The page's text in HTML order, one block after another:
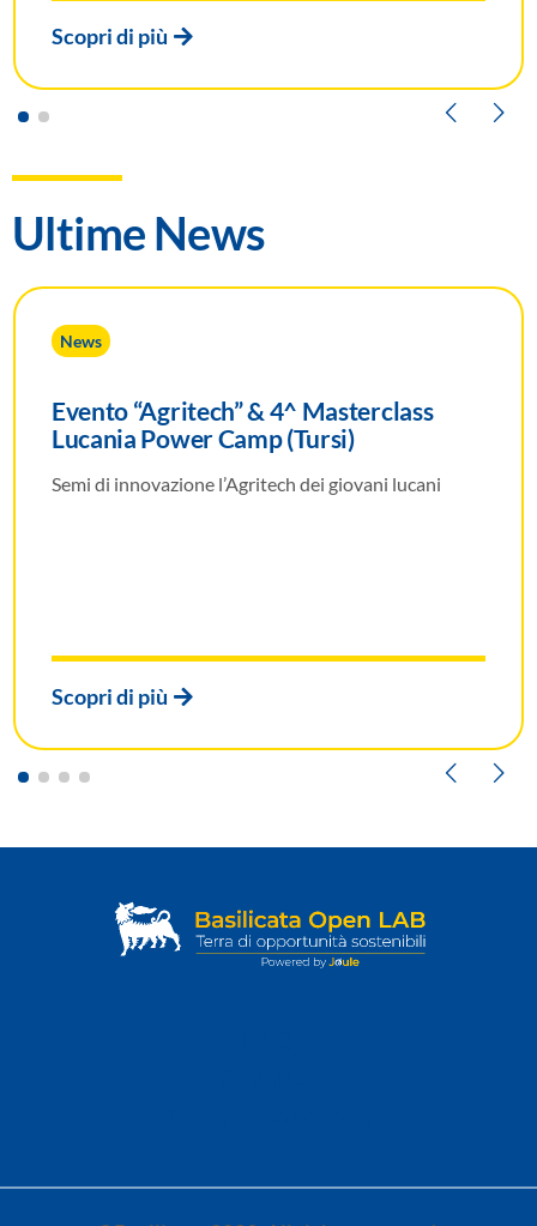
Ultime News
Evento “Agritech” & 4^ Masterclass
Lucania Power Camp (Tursi)
News
Semi di innovazione l’Agritech dei giovani lucani